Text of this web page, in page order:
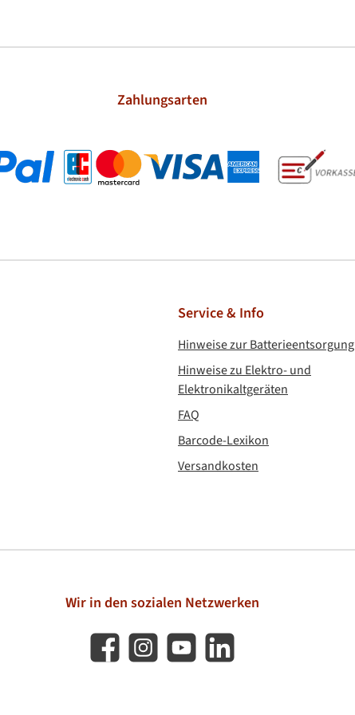
Zahlungsarten
Service & Info
Hinweise zur Batterieentsorgung
Hinweise zu Elektro- und
Elektronikaltgeräten
FAQ
Barcode-Lexikon
Versandkosten
Wir in den sozialen Netzwerken
FacebookInstagramYouTubeLinkedIn